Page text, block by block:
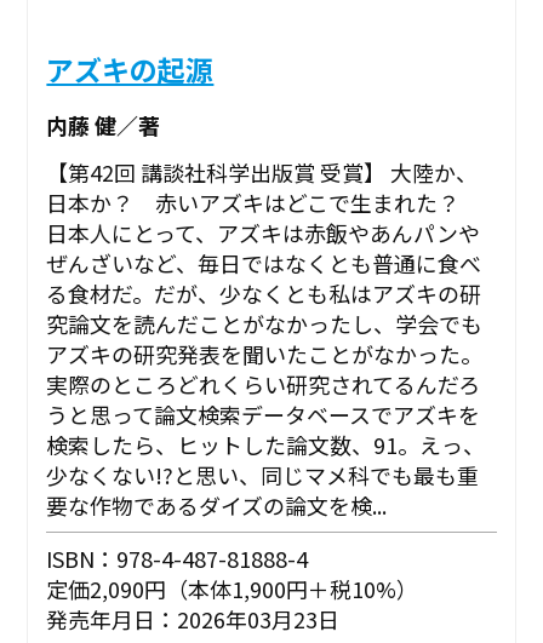
アズキの起源
内藤 健／著
【第42回 講談社科学出版賞 受賞】 大陸か、
日本か？ 赤いアズキはどこで生まれた？
日本人にとって、アズキは赤飯やあんパンや
ぜんざいなど、毎日ではなくとも普通に食べ
る食材だ。だが、少なくとも私はアズキの研
究論文を読んだことがなかったし、学会でも
アズキの研究発表を聞いたことがなかった。
実際のところどれくらい研究されてるんだろ
うと思って論文検索データベースでアズキを
検索したら、ヒットした論文数、91。えっ、
少なくない!?と思い、同じマメ科でも最も重
要な作物であるダイズの論文を検...
ISBN：978-4-487-81888-4
定価2,090円（本体1,900円＋税10%）
発売年月日：2026年03月23日